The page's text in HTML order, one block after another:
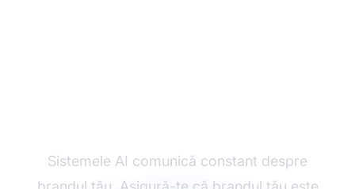
Sistemele AI comunică constant despre